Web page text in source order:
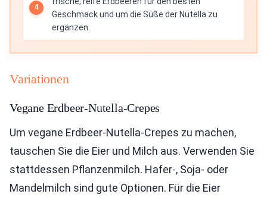
Geschmack und um die Süße der Nutella zu
ergänzen.
Variationen
Vegane Erdbeer-Nutella-Crepes
Um vegane Erdbeer-Nutella-Crepes zu machen,
tauschen Sie die Eier und Milch aus. Verwenden Sie
stattdessen Pflanzenmilch. Hafer-, Soja- oder
Mandelmilch sind gute Optionen. Für die Eier